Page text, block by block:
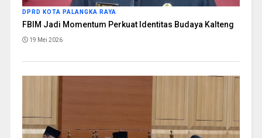
DPRD KOTA PALANGKA RAYA
FBIM Jadi Momentum Perkuat Identitas Budaya Kalteng
19 Mei 2026